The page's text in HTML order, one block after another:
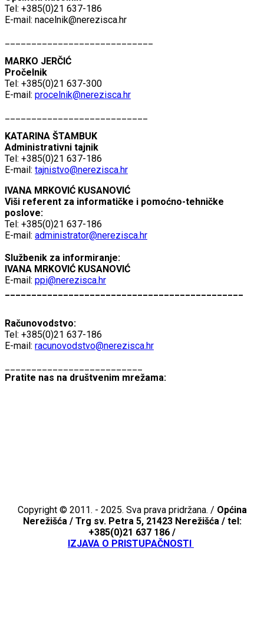
Tel: +385(0)21 637-186
E-mail: nacelnik@nerezisca.hr
MARKO JERČIĆ
Pročelnik
Tel: +385(0)21 637-300
E-mail: procelnik@nerezisca.hr
KATARINA ŠTAMBUK
Administrativni tajnik
Tel: +385(0)21 637-186
E-mail: tajnistvo@nerezisca.hr
IVANA MRKOVIĆ KUSANOVIĆ
Viši referent za informatičke i pomoćno-tehničke
poslove:
Tel: +385(0)21 637-186
E-mail: administrator@nerezisca.hr
Službenik za informiranje:
IVANA MRKOVIĆ KUSANOVIĆ
E-mail: ppi@nerezisca.hr
Računovodstvo:
Tel: +385(0)21 637-186
E-mail: racunovodstvo@nerezisca.hr
Pratite nas na društvenim mrežama:
Copyright © 2011. - 2025. Sva prava pridržana. / Općina
Nerežišća /Trg sv. Petra 5, 21423 Nerežišća / tel:
+385(0)21 637 186 /
IZJAVA O PRISTUPAČNOSTI